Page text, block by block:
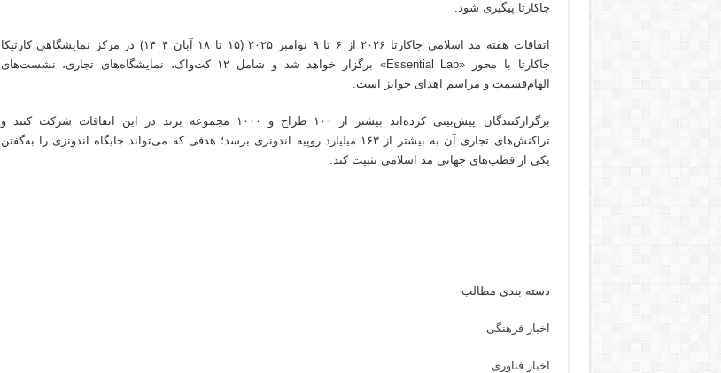
جاکارتا پیگیری شود.
اتفاقات هفته مد اسلامی جاکارتا ۲۰۲۶ از ۶ تا ۹ نوامبر ۲۰۲۵ (۱۵ تا ۱۸ آبان ۱۴۰۴) در مرکز نمایشگاهی کارتیکا
جاکارتا با محور «Essential Lab» برگزار خواهد شد و شامل ۱۲ کت‌واک، نمایشگاه‌های تجاری، نشست‌های
الهام‌قسمت و مراسم اهدای جوایز است.
برگزارکنندگان پیش‌بینی کرده‌اند بیشتر از ۱۰۰ طراح و ۱۰۰۰ مجموعه برند در این اتفاقات شرکت کنند و
تراکنش‌های تجاری آن به بیشتر از ۱۶۳ میلیارد روپیه اندونزی برسد؛ هدفی که می‌تواند جایگاه اندونزی را به‌گفتن
یکی از قطب‌های جهانی مد اسلامی تثبیت کند.
دسته بندی مطالب
اخبار فرهنگی
اخبار فناوری